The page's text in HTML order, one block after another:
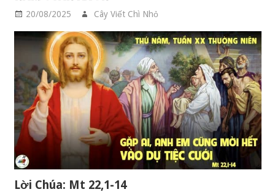
SAIGON
20/08/2025 Cây Viết Chì Nhỏ
Lời Chúa: Mt 22,1-14